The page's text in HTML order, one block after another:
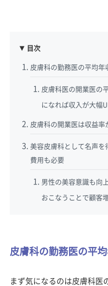
目次
皮膚科の勤務医の平均年
皮膚科医の開業医の
になれば収入が大幅
皮膚科の開業医は収益率
美容皮膚科として名声を
費用も必要
男性の美容意識も向
おこなうことで顧客
皮膚科の勤務医の平
まず気になるのは皮膚科医